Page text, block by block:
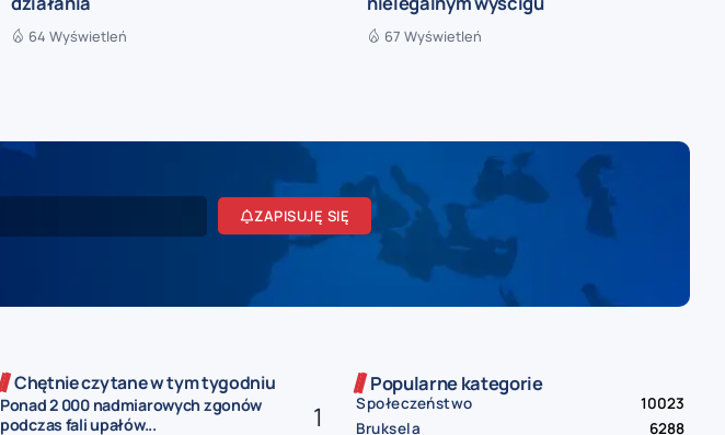
64 Wyświetleń 67 Wyświetleń
ZAPISUJĘ SIĘ
Chętnie czytane w tym tygodniu
Ponad 2 000 nadmiarowych zgonów
podczas fali upałów...
Popularne kategorie
Społeczeństwo
10023
Bruksela
6288